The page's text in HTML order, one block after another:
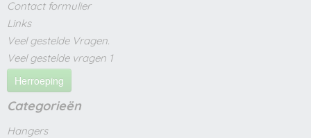
Contact formulier
Links
Veel gestelde Vragen.
Veel gestelde vragen 1
Herroeping
Categorieën
Hangers